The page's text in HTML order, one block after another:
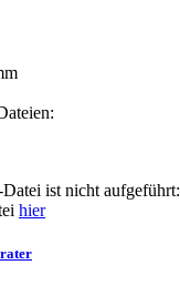
ist nicht aufgeführt:
hier